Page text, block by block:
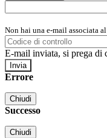
Non hai una e-mail associata
E-mail inviata, si prega di
Errore
Chiudi
Successo
Chiudi